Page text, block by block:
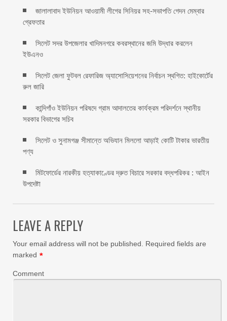
জালালাবাদ ইউনিয়ন আওয়ামী লীগের সিনিয়র সহ-সভাপতি গেদন মেম্বার
গ্রেফতার
সিলেট সদর উপজেলার খাদিমনগরে কবরস্থানের জমি উদ্ধার করলেন
ইউএনও
সিলেট জেলা ফুটবল রেফারিজ অ্যাসোসিয়েশনের নির্বাচন স্থগিত: হাইকোর্টের
রুল জারি ‎
কান্দিগাঁও ইউনিয়ন পরিষদে গ্রাম আদালতের কার্যক্রম পরিদর্শনে স্থানীয়
সরকার বিভাগের সচিব ‎
সিলেট ও সুনামগঞ্জ সীমান্তে অভিযান মিললো আড়াই কোটি টাকার ভারতীয়
পণ্য
মিটফোর্ডের নারকীয় হত্যাকাণ্ডের দ্রুত বিচারে সরকার বদ্ধপরিকর : আইন
উপদেষ্টা
LEAVE A REPLY
Your email address will not be published.
Required fields are
marked *
Comment